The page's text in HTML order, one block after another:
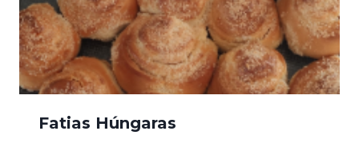
Fatias Húngaras